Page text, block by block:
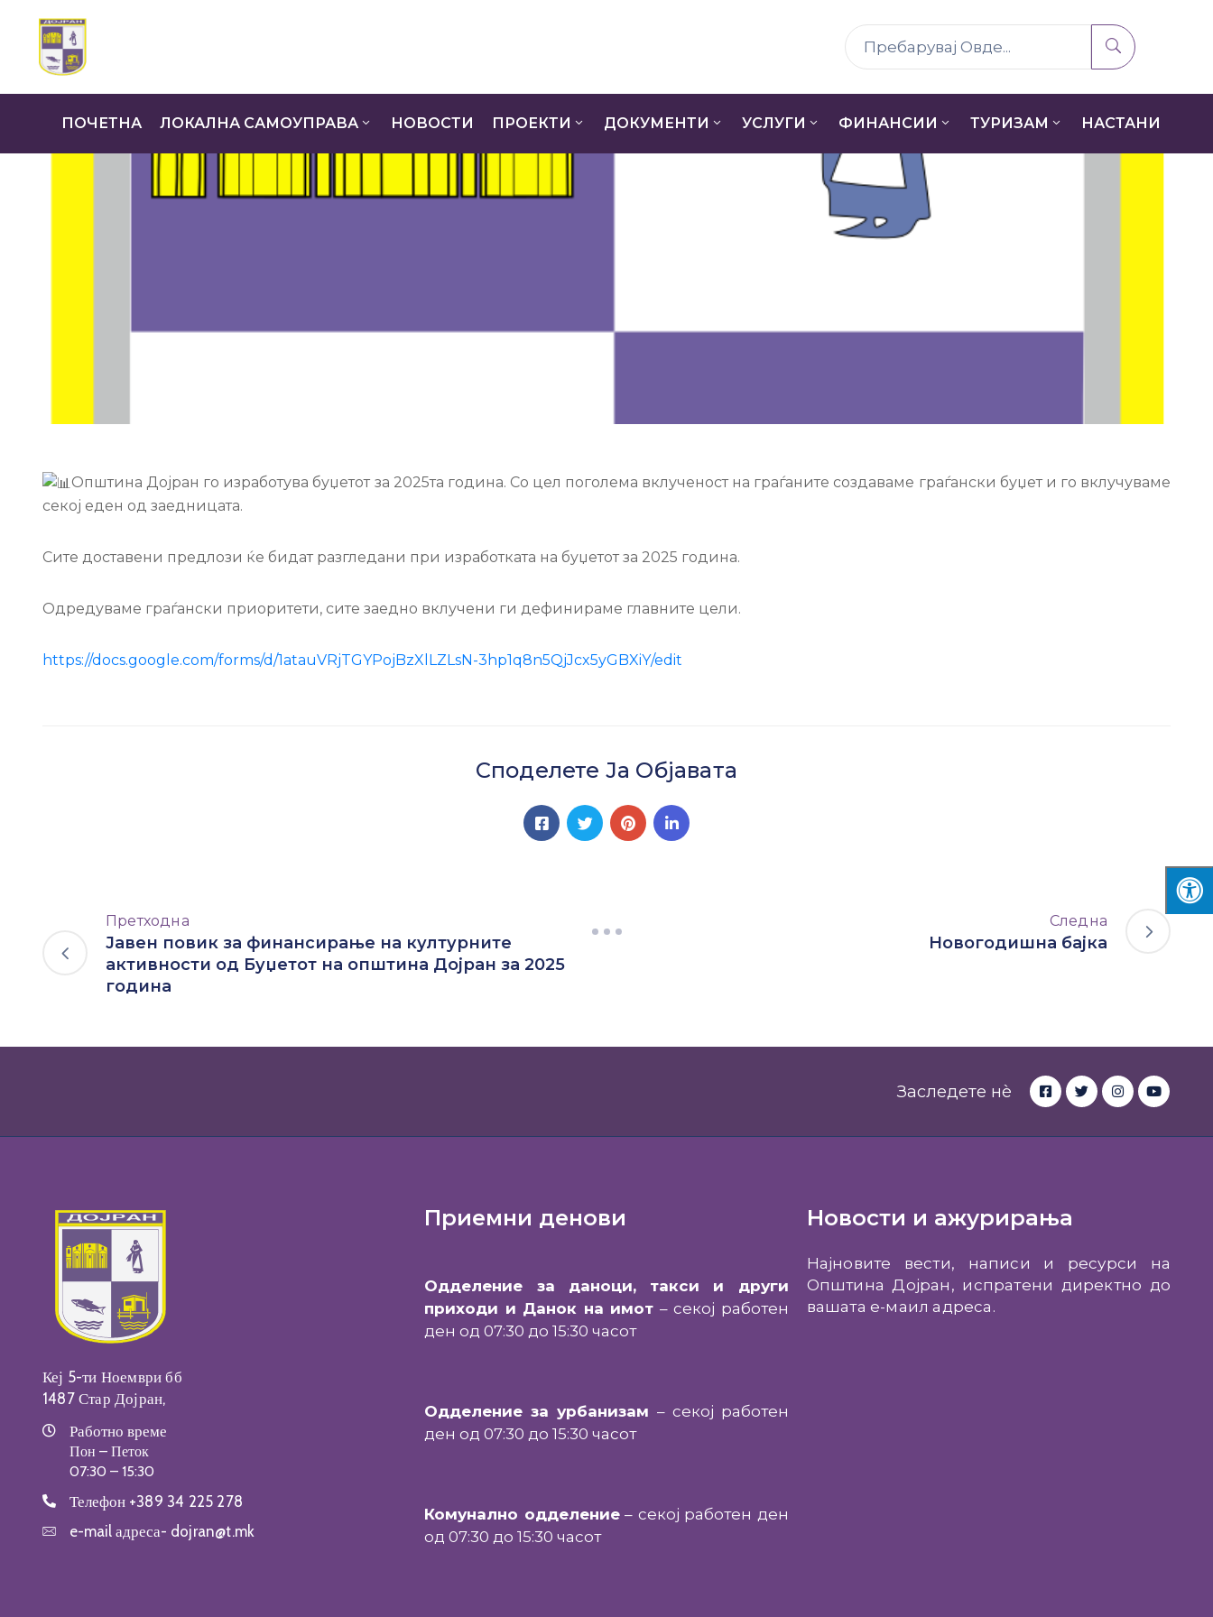
ПОЧЕТНА ЛОКАЛНА САМОУПРАВА НОВОСТИ ПРОЕКТИ ДОКУМЕНТИ УСЛУГИ ФИНАНСИИ ТУРИЗАМ НАСТАНИ
Општина Дојран го изработува буџетот за 2025та година. Со цел поголема вклученост на граѓаните создаваме граѓански буџет и го вклучуваме
секој еден од заедницата.
Сите доставени предлози ќе бидат разгледани при изработката на буџетот за 2025 година.
Одредуваме граѓански приоритети, сите заедно вклучени ги дефинираме главните цели.
https://docs.google.com/forms/d/1atauVRjTGYPojBzXlLZLsN-3hp1q8n5QjJcx5yGBXiY/edit
Споделете Ја Објавата
Претходна
Јавен повик за финансирање на културните
активности од Буџетот на општина Дојран за 2025
година
Следна
Новогодишна бајка
Заследете нè
Кеј 5-ти Ноември бб
1487 Стар Дојран,
Работно време
Пон – Петок
07:30 – 15:30
Телефон +389 34 225 278
e-mail адреса- dojran@t.mk
Приемни денови
Одделение за даноци, такси и други
приходи и Данок на имот – секој работен
ден од 07:30 до 15:30 часот
Одделение за урбанизам – секој работен
ден од 07:30 до 15:30 часот
Комунално одделение– секој работен ден
од 07:30 до 15:30 часот
Новости и ажурирања
Најновите вести, написи и ресурси на
Општина Дојран, испратени директно до
вашата е-маил адреса.